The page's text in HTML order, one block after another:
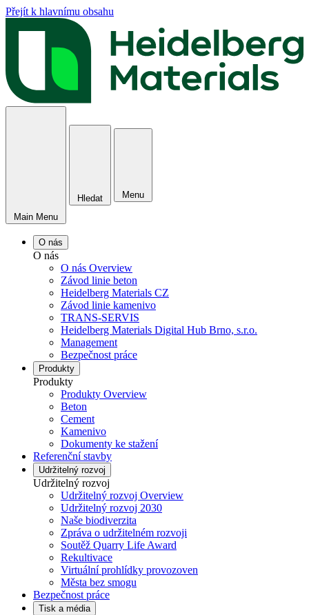
Přejít k hlavnímu obsahu
Main Menu
Hledat Menu
O nás
O nás
O nás Overview
Závod linie beton
Heidelberg Materials CZ
Závod linie kamenivo
TRANS-SERVIS
Heidelberg Materials Digital Hub Brno, s.r.o.
Management
Bezpečnost práce
Produkty
Produkty
Produkty Overview
Beton
Cement
Kamenivo
Dokumenty ke stažení
Referenční stavby
Udržitelný rozvoj
Udržitelný rozvoj
Udržitelný rozvoj Overview
Udržitelný rozvoj 2030
Naše biodiverzita
Zpráva o udržitelném rozvoji
Soutěž Quarry Life Award
Rekultivace
Virtuální prohlídky provozoven
Města bez smogu
Bezpečnost práce
Tisk a média